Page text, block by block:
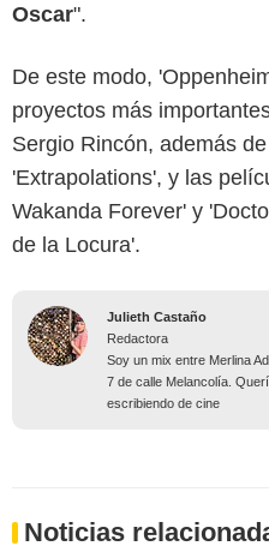
Oscar".
De este modo,
proyectos más
Sergio Rincón, además
'Extrapolations', y las
Wakanda Forever' y
de la Locura'.
Julieth Castaño
Redactora
Soy un mix entre Merlina
7 de calle Melancolía.
escribiendo de cine
Noticias